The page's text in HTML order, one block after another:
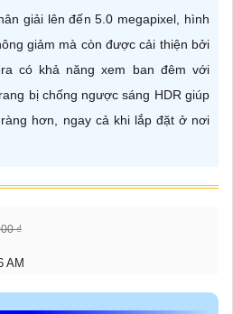
giải lên đến 5.0 megapixel, hình
giảm mà còn được cải thiện bởi
có khả năng xem ban đêm với
bị chống ngược sáng HDR giúp
hơn, ngay cả khi lắp đặt ở nơi
₫
AM